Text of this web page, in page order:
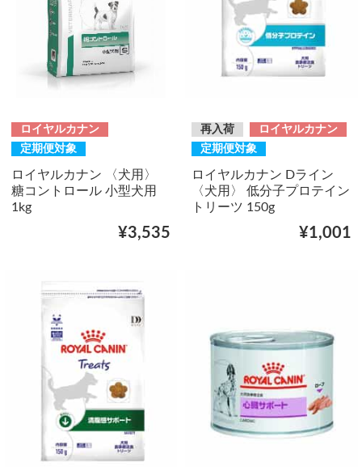
ロイヤルカナン
定期便対象
ロイヤルカナン 〈犬用〉
糖コントロール 小型犬用
1kg
¥3,535
再入荷
ロイヤルカナン
定期便対象
ロイヤルカナン Dライン
〈犬用〉 低分子プロテイン
トリーツ 150g
¥1,001